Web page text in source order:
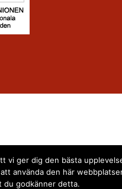
vi ger dig den bästa
använda den här
du godkänner detta.